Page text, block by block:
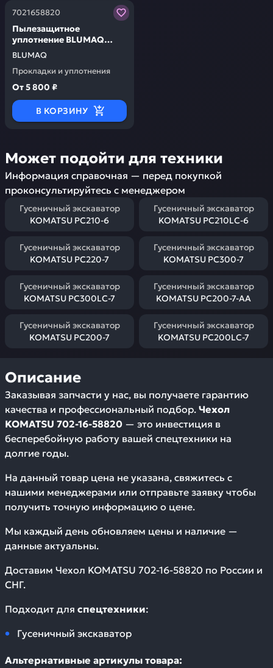
7021658820
BLUMAQ
Пылезащитное
уплотнение BLUMAQ
7021658820
Прокладки и уплотнения
Заказывая запчасти у нас, вы получаете гарантию
От5 800 ₽
В КОРЗИНУ
Может подойти для техники
Информация справочная — перед покупкой
проконсультируйтесь с менеджером
Гусеничный экскаватор
KOMATSU PC210-6
Гусеничный экскаватор
KOMATSU PC210LC-6
Гусеничный экскаватор
KOMATSU PC220-7
Гусеничный экскаватор
KOMATSU PC300-7
Гусеничный экскаватор
KOMATSU PC300LC-7
Гусеничный экскаватор
KOMATSU PC200-7-AA
Гусеничный экскаватор
KOMATSU PC200-7
Гусеничный экскаватор
KOMATSU PC200LC-7
Описание
Заказывая запчасти у нас, вы получаете гарантию
качества и профессиональный подбор. Чехол
KOMATSU 702-16-58820 — это инвестиция в
бесперебойную работу вашей спецтехники на
долгие годы.
На данный товар цена не указана, свяжитесь с
нашими менеджерами или отправьте заявку чтобы
получить точную информацию о цене.
Мы каждый день обновляем цены и наличие —
данные актуальны.
Доставим Чехол KOMATSU 702-16-58820 по России и
СНГ.
Подходит для спецтехники:
Гусеничный экскаватор
Альтернативные артикулы товара: